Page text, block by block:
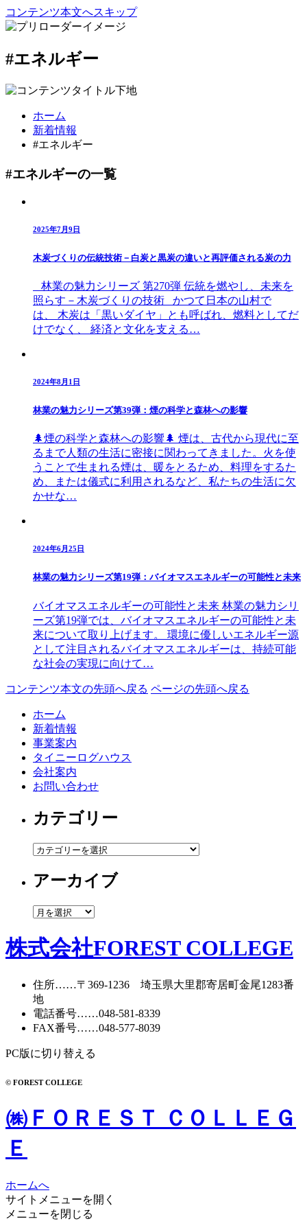
コンテンツ本文へスキップ
#エネルギー
ホーム
新着情報
#エネルギー
#エネルギーの一覧
2025年7月9日
木炭づくりの伝統技術－白炭と黒炭の違いと再評価される炭の力
林業の魅力シリーズ 第270弾 伝統を燃やし、未来を
照らす－木炭づくりの技術 かつて日本の山村で
は、 木炭は「黒いダイヤ」とも呼ばれ、燃料としてだ
けでなく、 経済と文化を支える…
2024年8月1日
林業の魅力シリーズ第39弾：煙の科学と森林への影響
🌲煙の科学と森林への影響🌲 煙は、古代から現代に至
るまで人類の生活に密接に関わってきました。火を使
うことで生まれる煙は、暖をとるため、料理をするた
め、または儀式に利用されるなど、私たちの生活に欠
かせな…
2024年6月25日
林業の魅力シリーズ第19弾：バイオマスエネルギーの可能性と未来
バイオマスエネルギーの可能性と未来 林業の魅力シリ
ーズ第19弾では、バイオマスエネルギーの可能性と未
来について取り上げます。 環境に優しいエネルギー源
として注目されるバイオマスエネルギーは、持続可能
な社会の実現に向けて…
コンテンツ本文の先頭へ戻る ページの先頭へ戻る
ホーム
新着情報
事業案内
タイニーログハウス
会社案内
お問い合わせ
カテゴリー
カ
ゴ
ー
アーカイブ
ア
カ
イ
株式会社FOREST COLLEGE
住所……〒369-1236 埼玉県大里郡寄居町金尾1283番
地
電話番号……048-581-8339
FAX番号……048-577-8039
PC版に切り替える
© FOREST COLLEGE
㈱ＦＯＲＥＳＴ ＣＯＬＬＥＧ
Ｅ
ホームへ
サイトメニューを開く
メニューを閉じる